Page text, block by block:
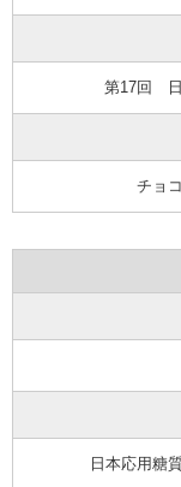
第17回
チョ
日本応用糖